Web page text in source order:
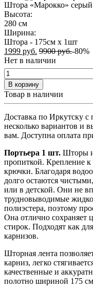
Штора «Марокко» серый
Высота:
280 см
Ширина:
Штора - 175см х 1шт
1999 руб. 9900руб.-80%
Нет в наличии
В корзину
Товар в наличии
Доставка по Иркутску с
несколько вариантов и
вам. Доступна оплата
Портьера 1 шт. Шторы
пропиткой. Крепление к
крючки. Благодаря
долго остаются
или в детской. Они не
трудновыводимые
полиэстера, поэтому
Она отлично сохраняет
стирок. Подходят как
карнизов.
Шторная лента
карниз, легко
качественные и
полотно шириной 175